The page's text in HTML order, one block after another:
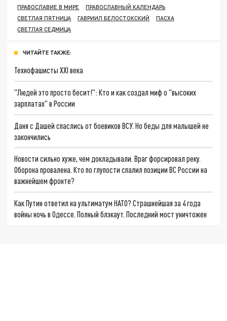
ПРАВОСЛАВИЕ В МИРЕ
ПРАВОСЛАВНЫЙ КАЛЕНДАРЬ
СВЕТЛАЯ ПЯТНИЦА
ГАВРИИЛ БЕЛОСТОКСКИЙ
ПАСХА
СВЕТЛАЯ СЕДМИЦА
ЧИТАЙТЕ ТАКЖЕ:
Технофашисты XXI века
"Людей это просто бесит!": Кто и как создал миф о "высоких
зарплатах" в России
Даня с Дашей спаслись от боевиков ВСУ. Но беды для малышей не
закончились
Новости сильно хуже, чем докладывали. Враг форсировал реку.
Оборона провалена. Кто по глупости спалил позиции ВС России на
важнейшем фронте?
Как Путин ответил на ультиматум НАТО? Страшнейшая за 4 года
войны ночь в Одессе. Полный блэкаут. Последний мост уничтожен